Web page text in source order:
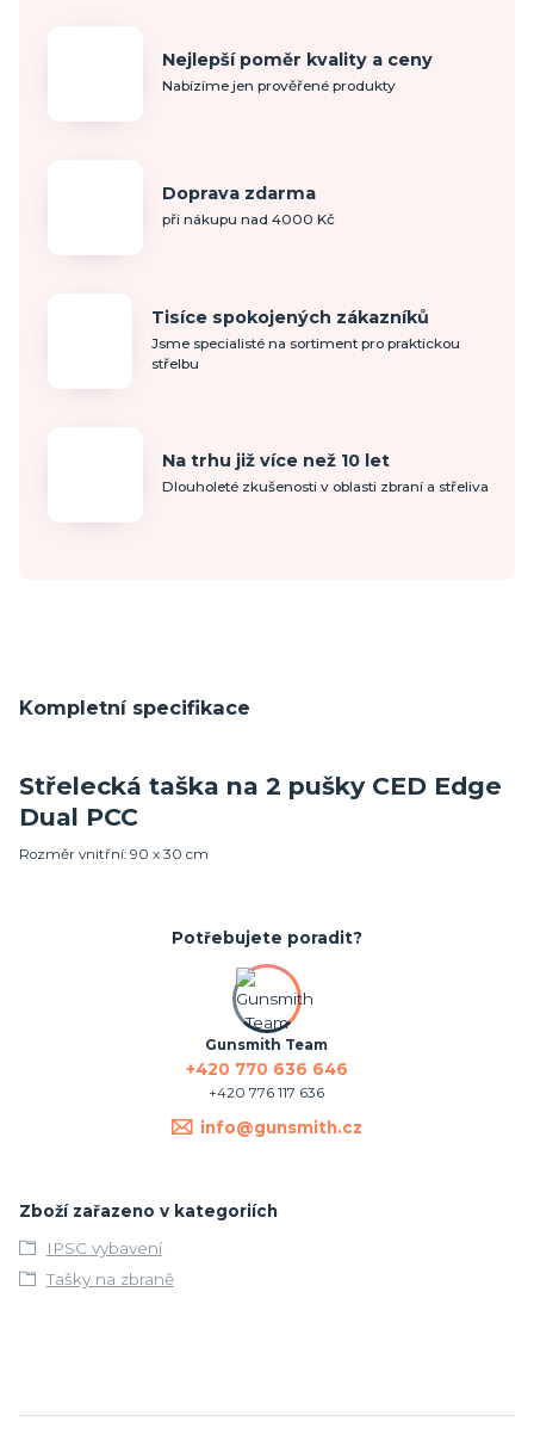
Nejlepší poměr kvality a ceny
Nabízíme jen prověřené produkty
Doprava zdarma
při nákupu nad 4000 Kč
Tisíce spokojených zákazníků
Jsme specialisté na sortiment pro praktickou
střelbu
Na trhu již více než 10 let
Dlouholeté zkušenosti v oblasti zbraní a střeliva
Kompletní specifikace
Střelecká taška na 2 pušky CED Edge
Dual PCC
Rozměr vnitřní: 90 x 30 cm
Potřebujete poradit?
Gunsmith Team
+420 770 636 646
+420 776 117 636
info@gunsmith.cz
Zboží zařazeno v kategoriích
IPSC vybavení
Tašky na zbraně